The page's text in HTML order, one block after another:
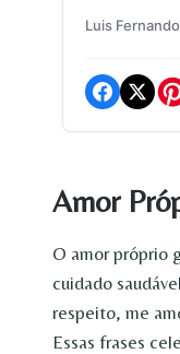
Luis
Amor
O amor próprio
cuidado
respeito, me
Essas frases